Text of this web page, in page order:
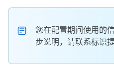
您在配置期间使用的
步说明，请联系标识提